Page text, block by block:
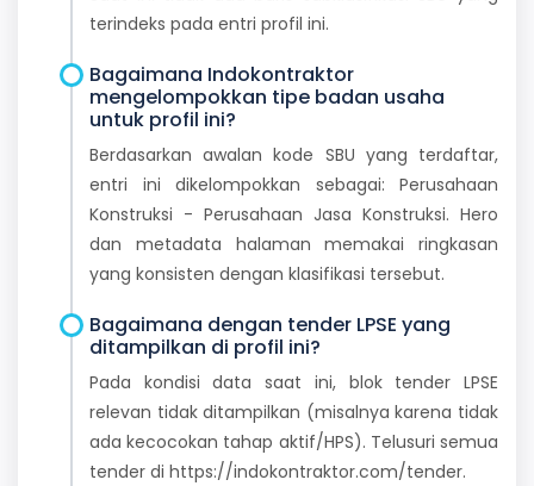
terindeks pada entri profil ini.
Bagaimana Indokontraktor
mengelompokkan tipe badan usaha
untuk profil ini?
Berdasarkan awalan kode SBU yang terdaftar,
entri ini dikelompokkan sebagai: Perusahaan
Konstruksi - Perusahaan Jasa Konstruksi. Hero
dan metadata halaman memakai ringkasan
yang konsisten dengan klasifikasi tersebut.
Bagaimana dengan tender LPSE yang
ditampilkan di profil ini?
Pada kondisi data saat ini, blok tender LPSE
relevan tidak ditampilkan (misalnya karena tidak
ada kecocokan tahap aktif/HPS). Telusuri semua
tender di https://indokontraktor.com/tender.